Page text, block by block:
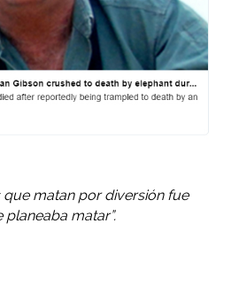
que matan por diversión fue
matar”.